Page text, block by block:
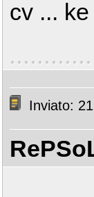
cv ...
Inviato: